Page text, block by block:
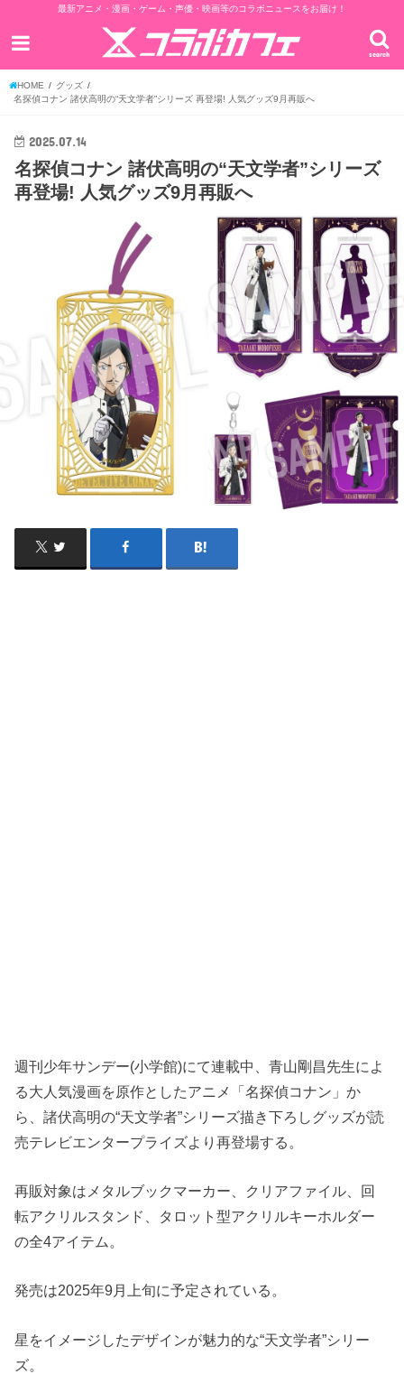
最新アニメ・漫画・ゲーム・声優・映画等のコラボニュースをお届け！
search
HOME
グッズ
名探偵コナン 諸伏高明の“天文学者”シリーズ 再登場! 人気グッズ9月再販へ
2025.07.14
名探偵コナン 諸伏高明の“天文学者”シリーズ
再登場! 人気グッズ9月再販へ
週刊少年サンデー(小学館)にて連載中、青山剛昌先生によ
る大人気漫画を原作としたアニメ「名探偵コナン」か
ら、諸伏高明の“天文学者”シリーズ描き下ろしグッズが読
売テレビエンタープライズより再登場する。
再販対象はメタルブックマーカー、クリアファイル、回
転アクリルスタンド、タロット型アクリルキーホルダー
の全4アイテム。
発売は2025年9月上旬に予定されている。
星をイメージしたデザインが魅力的な“天文学者”シリー
ズ。